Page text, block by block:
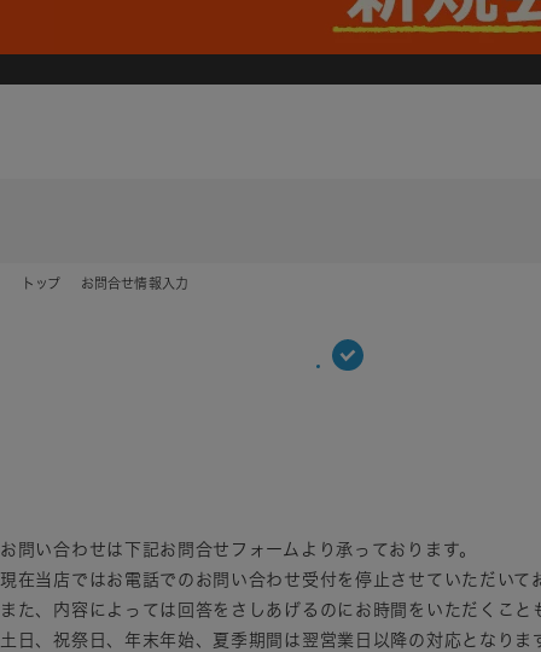
トップ お問合せ情報入力
お問い合わせは下記お問合せフォームより承っております。
現在当店ではお電話でのお問い合わせ受付を停止させていただいて
また、内容によっては回答をさしあげるのにお時間をいただくこと
土日、祝祭日、年末年始、夏季期間は翌営業日以降の対応となりま